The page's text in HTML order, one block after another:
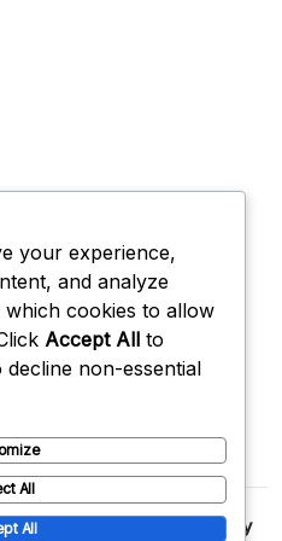
. All rights reserved. Blogsy
your experience,
and analyze
cookies to allow
Accept All to
decline non-essential
All
All